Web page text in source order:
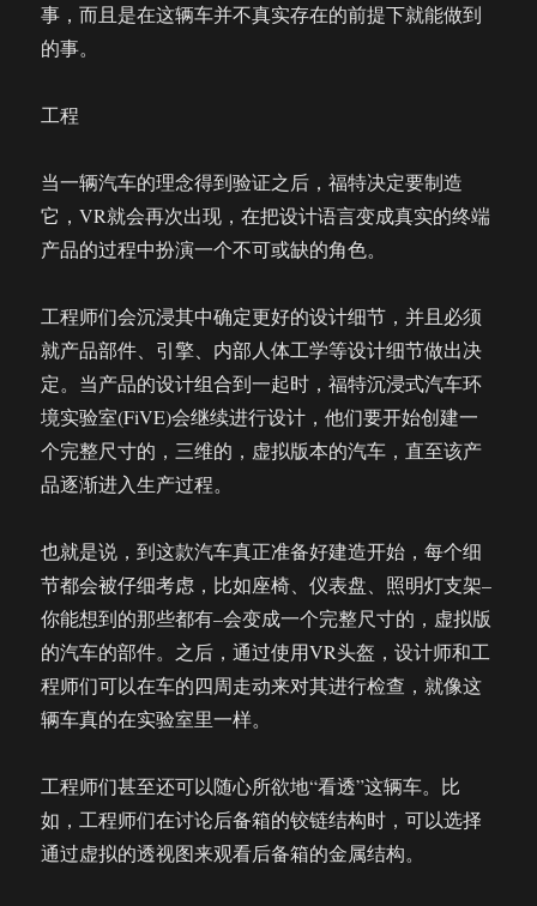
事，而且是在这辆车并不真实存在的前提下就能做到
的事。
工程
当一辆汽车的理念得到验证之后，福特决定要制造
它，VR就会再次出现，在把设计语言变成真实的终端
产品的过程中扮演一个不可或缺的角色。
工程师们会沉浸其中确定更好的设计细节，并且必须
就产品部件、引擎、内部人体工学等设计细节做出决
定。当产品的设计组合到一起时，福特沉浸式汽车环
境实验室(FiVE)会继续进行设计，他们要开始创建一
个完整尺寸的，三维的，虚拟版本的汽车，直至该产
品逐渐进入生产过程。
也就是说，到这款汽车真正准备好建造开始，每个细
节都会被仔细考虑，比如座椅、仪表盘、照明灯支架–
你能想到的那些都有–会变成一个完整尺寸的，虚拟版
的汽车的部件。之后，通过使用VR头盔，设计师和工
程师们可以在车的四周走动来对其进行检查，就像这
辆车真的在实验室里一样。
工程师们甚至还可以随心所欲地“看透”这辆车。比
如，工程师们在讨论后备箱的铰链结构时，可以选择
通过虚拟的透视图来观看后备箱的金属结构。